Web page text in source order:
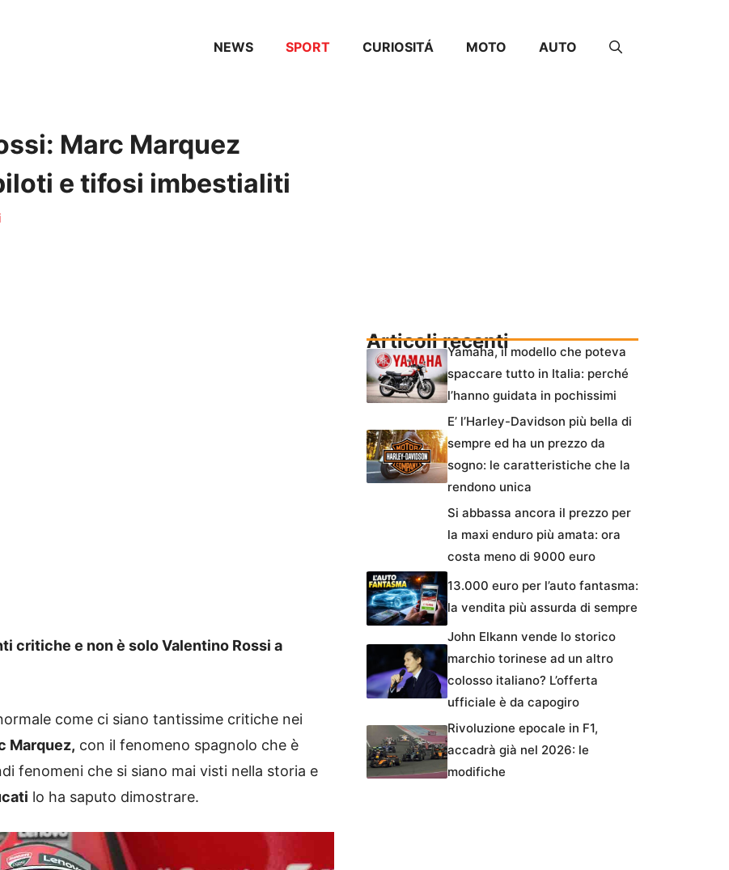
NEWS SPORT CURIOSITÁ MOTO AUTO
Marc Marquez
e tifosi imbestialiti
critiche e non è solo Valentino Rossi a
come ci siano tantissime critiche nei
Marquez, con il fenomeno spagnolo che è
fenomeni che si siano mai visti nella storia e
lo ha saputo dimostrare.
Articoli recentiYamaha, il modello che poteva
spaccare tutto in Italia: perché
l’hanno guidata in pochissimi
E’ l’Harley-Davidson più bella di
sempre ed ha un prezzo da
sogno: le caratteristiche che la
rendono unica
Si abbassa ancora il prezzo per
la maxi enduro più amata: ora
costa meno di 9000 euro
13.000 euro per l’auto fantasma:
la vendita più assurda di sempre
John Elkann vende lo storico
marchio torinese ad un altro
colosso italiano? L’offerta
ufficiale è da capogiro
Rivoluzione epocale in F1,
accadrà già nel 2026: le
modifiche